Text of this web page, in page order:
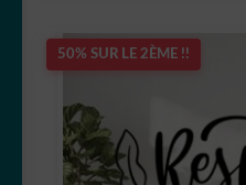
50% SUR LE 2ÈME !!